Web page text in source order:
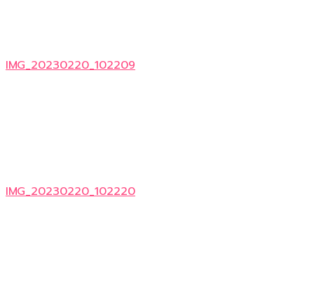
IMG_20230220_102209
IMG_20230220_102220